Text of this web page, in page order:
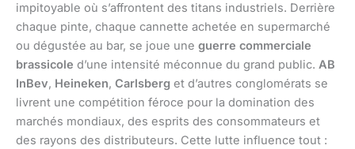
impitoyable où s’affrontent des titans industriels. Derrière
chaque pinte, chaque cannette achetée en supermarché
ou dégustée au bar, se joue une guerre commerciale
brassicole d’une intensité méconnue du grand public. AB
InBev, Heineken, Carlsberg et d’autres conglomérats se
livrent une compétition féroce pour la domination des
marchés mondiaux, des esprits des consommateurs et
des rayons des distributeurs. Cette lutte influence tout :